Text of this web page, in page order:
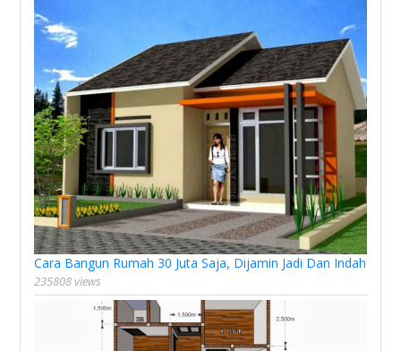
Cara Bangun Rumah 30 Juta Saja, Dijamin Jadi Dan Indah
235808 views